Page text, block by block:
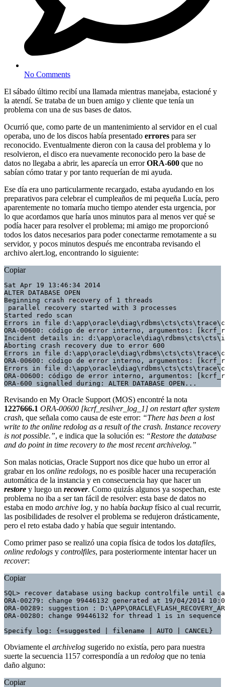
No Comments
El sábado último recibí una llamada mientras manejaba, estacioné y
la atendí. Se trataba de un buen amigo y cliente que tenía un
problema con una de sus bases de datos.
Ocurrió que, como parte de un mantenimiento al servidor en el cual
operaba, uno de los discos había presentado errores para ser
reconocido. Eventualmente dieron con la causa del problema y lo
resolvieron, el disco era nuevamente reconocido pero la base de
datos no llegaba a abrir, les aparecía un errorORA-600 que no
sabían cómo tratar y por tanto requerían de mi ayuda.
Ese día era uno particularmente recargado, estaba ayudando en los
preparativos para celebrar el cumpleaños de mi pequeña Lucía, pero
aparentemente no tomaría mucho tiempo atender esta urgencia, por
lo que acordamos que haría unos minutos para al menos ver qué se
podía hacer para resolver el problema; mi amigo me proporcionó
todos los datos necesarios para poder conectarme remotamente a su
servidor, y pocos minutos después me encontraba revisando el
archivo alert.log, encontrando lo siguiente:
Copiar
Sat Apr 19 13:46:34 2014
ALTER DATABASE OPEN
Beginning crash recovery of 1 threads
parallel recovery started with 3 processes
Started redo scan
Errors in file
ORA-00600: código de error interno,
Incident details in:
Aborting crash recovery due to error 600
Errors in file
ORA-00600: código de error interno,
Errors in file
ORA-00600: código de error interno,
ORA-600 signalled during: ALTER DATABASE OPEN...
Revisando en My Oracle Support (MOS) encontré la nota
1227666.1 ORA-00600 [kcrf_resilver_log_1] on restart after system
crash, que señala como causa de este error: “There has been a lost
write to the online redolog as a result of the crash. Instance recovery
is not possible.”, e indica que la solución es: “Restore the database
and do point in time recovery to the most recent archivelog.”
Son malas noticias, Oracle Support nos dice que hubo un error al
grabar en los online redologs, no es posible hacer una recuperación
automática de la instancia y en consecuencia hay que hacer un
restore y luego un recover. Como quizás algunos ya sospechan, este
problema no iba a ser tan fácil de resolver: esta base de datos no
estaba en modo archive log, y no había backup físico al cual recurrir,
las posibilidades de resolver el problema se redujeron drásticamente,
pero el reto estaba dado y había que seguir intentando.
Como primer paso se realizó una copia física de todos los datafiles,
online redologs y controlfiles, para posteriormente intentar hacer un
recover:
Copiar
SQL> recover database using backup controlfile until
ORA-00279: change 99446132 generated at 19/04/2014
ORA-00289: suggestion :
ORA-00280: change 99446132 for thread 1 is in sequence
Specify log: {=suggested | filename | AUTO | CANCEL}
Obviamente el archivelog sugerido no existía, pero para nuestra
suerte la secuencia 1157 correspondía a un redolog que no tenia
daño alguno:
Copiar